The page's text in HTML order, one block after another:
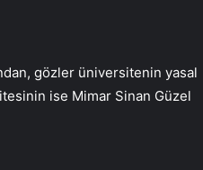
gözler üniversitenin yasal
ise Mimar Sinan Güzel